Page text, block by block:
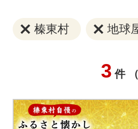
榛東村 地球
3 件